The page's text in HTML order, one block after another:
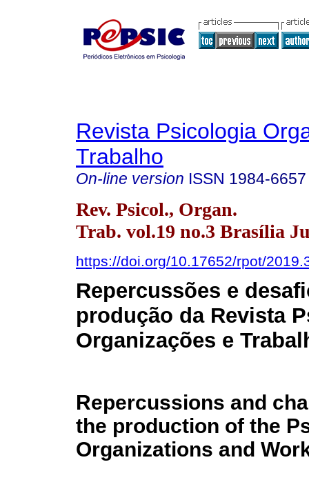
Revista Psicologia
Trabalho
On-line version ISSN 1984-6657
Rev. Psicol., Organ.
Trab. vol.19 no.3 Brasília
https://doi.org/10.17652/rpot/
Repercussões e
produção da Revista
Organizações e
Repercussions and
the production of the
Organizations and